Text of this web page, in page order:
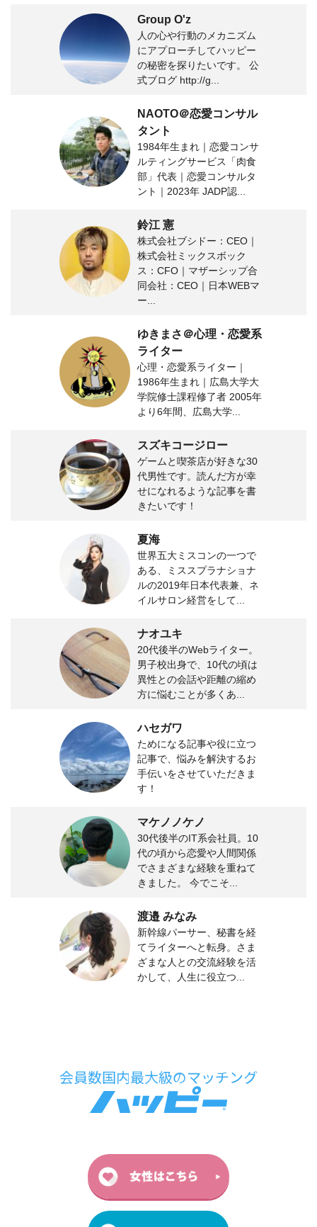
Group O'z
人の心や行動のメカニズム
にアプローチしてハッピー
の秘密を探りたいです。 公
式ブログ http://g...
NAOTO＠恋愛コンサル
タント
1984年生まれ｜恋愛コンサ
ルティングサービス「肉食
部」代表｜恋愛コンサルタ
ント｜2023年 JADP認...
鈴江 憲
株式会社ブシドー：CEO｜
株式会社ミックスボック
ス：CFO｜マザーシップ合
同会社：CEO｜日本WEBマ
ー...
ゆきまさ＠心理・恋愛系
ライター
心理・恋愛系ライター｜
1986年生まれ｜広島大学大
学院修士課程修了者 2005年
より6年間、広島大学...
スズキコージロー
ゲームと喫茶店が好きな30
代男性です。読んだ方が幸
せになれるような記事を書
きたいです！
夏海
世界五大ミスコンの一つで
ある、ミススプラナショナ
ルの2019年日本代表兼、ネ
イルサロン経営をして...
ナオユキ
20代後半のWebライター。
男子校出身で、10代の頃は
異性との会話や距離の縮め
方に悩むことが多くあ...
ハセガワ
ためになる記事や役に立つ
記事で、悩みを解決するお
手伝いをさせていただきま
す！
マケノノケノ
30代後半のIT系会社員。10
代の頃から恋愛や人間関係
でさまざまな経験を重ねて
きました。 今でこそ...
渡邉 みなみ
新幹線パーサー、秘書を経
てライターへと転身。さま
ざまな人との交流経験を活
かして、人生に役立つ...